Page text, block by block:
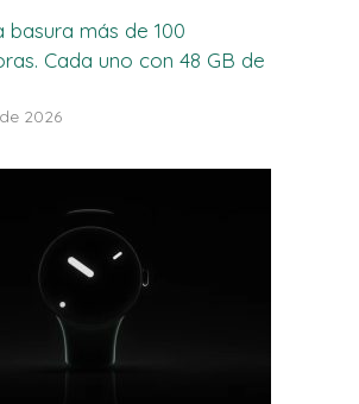
basura más de 100
Cada uno con 48 GB de
2026